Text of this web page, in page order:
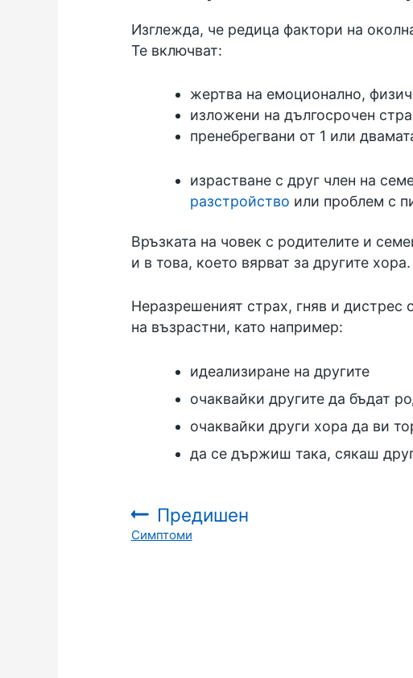
Изглежда, че редица фактори на
Те включват:
жертва на емоционално,
изложени на дългосрочен
пренебрегвани от 1 или
израстване с друг член на
разстройство или проблем с
Връзката на човек с родителите и
и в това, което вярват за другите хора.
Неразрешеният страх, гняв и дистрес
на възрастни, като например:
идеализиране на другите
очаквайки другите да бъдат
очаквайки други хора да ви
да се държиш така, сякаш
Предишен
:Симптоми